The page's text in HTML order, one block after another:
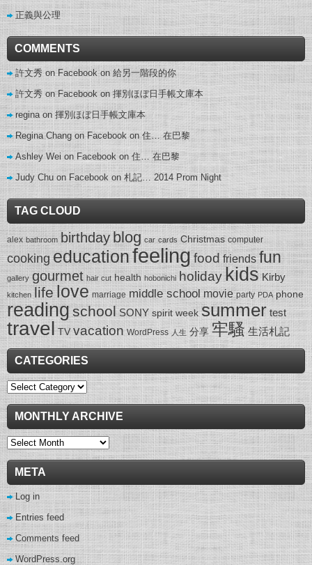
正義與公理
COMMENTS
許文秀 on Facebookon給另一階段的你
許文秀 on Facebookon揮別ほぼ日手帳文庫本
reginaon揮別ほぼ日手帳文庫本
Regina Chang on Facebookon住… 在巴黎
Ashley Wei on Facebookon住… 在巴黎
Judy Chu on Facebook on 札記… 2014 Prom Night
TAG CLOUD
alex bathroom birthday blog car cards Christmas computer
cooking educationfeeling food friends fun
gallery gourmet hair cut health hobonichi holidaykids Kirby
kitchen lifelove marriage middle school movie party PDA phone
readingschool SONY spirit week summer test
travel TV vacation WordPress 人生 分享 牢騷 生活札記
CATEGORIES
Categories
MONTHLY ARCHIVE
Monthly
Archive
META
Log in
Entries feed
Comments feed
WordPress.org